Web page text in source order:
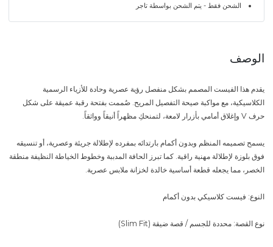
الشحن فقط - يتم الشحن بواسطة تاجر
الوصف
يقدم هذا الفيست المصمم بشكل منفصل رؤية عصرية وحادة للأزياء الرسمية
الكلاسيكية، مع مواكبة صيحة التفصيل المريح. صُممت بفتحة رقبة عميقة على شكل
حرف V وإغلاق أمامي بأزرار لامعة، لتمنحكِ مظهراً أنيقاً وواثقاً.
يسمح تصميمه المنظم وبدون أكمام بارتدائه بمفرده لإطلالة جريئة وعصرية، أو تنسيقه
فوق بلوزة لإطلالة مهنية راقية. كما تبرز الحافة المدببة وخطوط الخياطة النظيفة منطقة
الخصر، مما يجعله قطعة أساسية خالدة لخزانة ملابس عصرية.
النوع: فيست كلاسيكي بدون أكمام
نوع القصة: محددة للجسم / قصة ضيقة (Slim Fit)